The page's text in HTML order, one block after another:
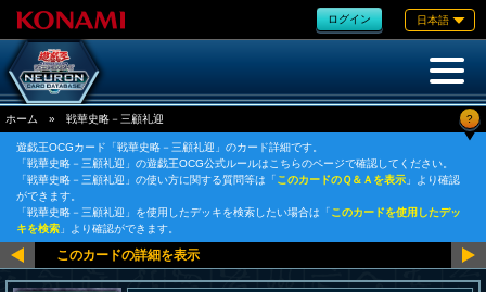
ログイン 日本語
ホーム » 戦華史略－三顧礼迎 ?
遊戯王OCGカード「戦華史略－三顧礼迎」のカード詳細です。
「戦華史略－三顧礼迎」の遊戯王OCG公式ルールはこちらのページで確認してください。
「戦華史略－三顧礼迎」の使い方に関する質問等は「このカードのＱ＆Ａを表示 」より確認
ができます。
「戦華史略－三顧礼迎」を使用したデッキを検索したい場合は「このカードを使用したデッ
キを検索 」より確認ができます。